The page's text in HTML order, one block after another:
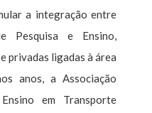
a integração entre
Pesquisa e Ensino,
privadas ligadas à área
anos, a Associação
em Transporte